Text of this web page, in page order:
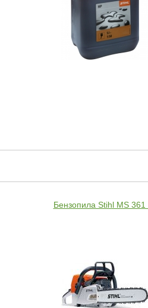
Бензопила Stihl MS 361